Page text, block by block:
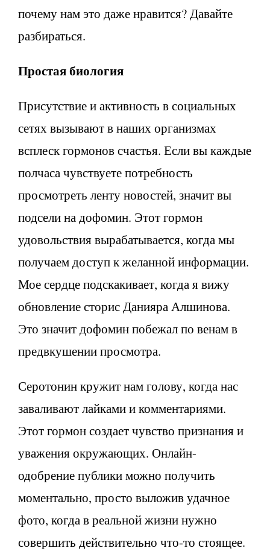
почему нам это даже нравится? Давайте
разбираться.
Простая биология
Присутствие и активность в социальных
сетях вызывают в наших организмах
всплеск гормонов счастья. Если вы каждые
полчаса чувствуете потребность
просмотреть ленту новостей, значит вы
подсели на дофомин. Этот гормон
удовольствия вырабатывается, когда мы
получаем доступ к желанной информации.
Мое сердце подскакивает, когда я вижу
обновление сторис Данияра Алшинова.
Это значит дофомин побежал по венам в
предвкушении просмотра.
Серотонин кружит нам голову, когда нас
заваливают лайками и комментариями.
Этот гормон создает чувство признания и
уважения окружающих. Онлайн-
одобрение публики можно получить
моментально, просто выложив удачное
фото, когда в реальной жизни нужно
совершить действительно что-то стоящее.